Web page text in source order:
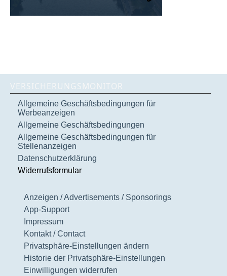
VERSICHERUNGSMONITOR
Allgemeine Geschäftsbedingungen für
Werbeanzeigen
Allgemeine Geschäftsbedingungen
Allgemeine Geschäftsbedingungen für
Stellenanzeigen
Datenschutzerklärung
Widerrufsformular
Anzeigen / Advertisements / Sponsorings
App-Support
Impressum
Kontakt / Contact
Privatsphäre-Einstellungen ändern
Historie der Privatsphäre-Einstellungen
Einwilligungen widerrufen